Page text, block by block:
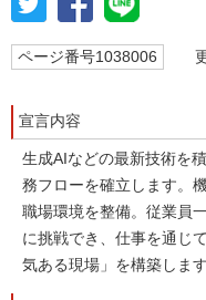
ページ番号1038006 更
宣言内容
生成AIなどの最新技術を
務フローを確立します。
職場環境を整備。従業員
に挑戦でき、仕事を通じ
気ある現場」を構築します